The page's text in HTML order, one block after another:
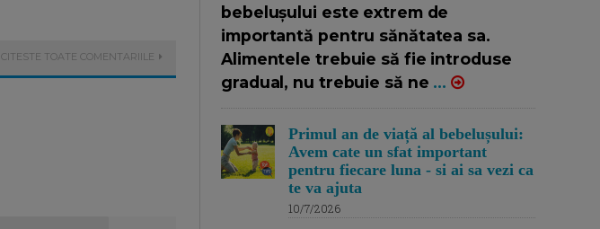
CITESTE TOATE COMENTARIILE
bebelușului este extrem de
importantă pentru sănătatea sa.
Alimentele trebuie să fie introduse
gradual, nu trebuie să ne ...
Primul an de viață al bebelușului:
Avem cate un sfat important
pentru fiecare luna - si ai sa vezi ca
te va ajuta
10/7/2026